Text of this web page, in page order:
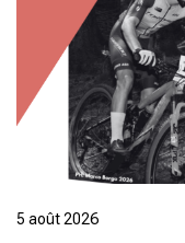
5 août 2026